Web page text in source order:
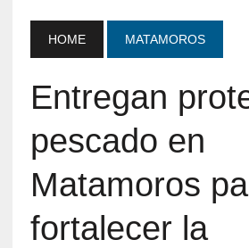
HOME MATAMOROS
Entregan
pescado en
Matamoros
fortalecer la